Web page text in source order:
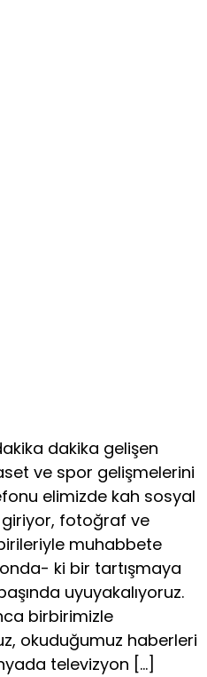
dakika gelişen
ve spor gelişmelerini
elimiz­de kah sosyal
fotoğraf ve
muhabbete
ki bir tartışmaya
uyuyakalıyoruz.
birbirimizle
okuduğumuz haberleri
televizyon […]